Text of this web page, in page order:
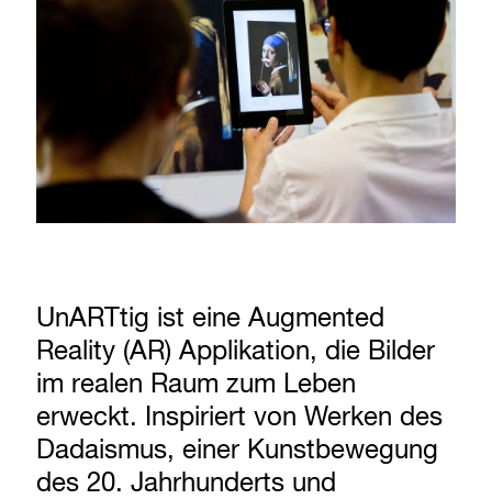
UnARTtig ist eine Augmented
Reality (AR) Applikation, die Bilder
im realen Raum zum Leben
erweckt. Inspiriert von Werken des
Dadaismus, einer Kunstbewegung
des 20. Jahrhunderts und